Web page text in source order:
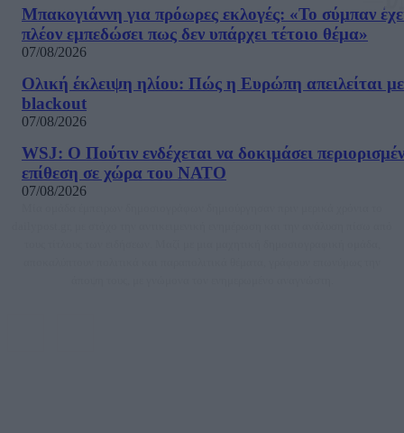
Μπακογιάννη για πρόωρες εκλογές: «Το σύμπαν
πλέον εμπεδώσει πως δεν υπάρχει τέτοιο θέμα»
07/08/2026
Ολική έκλειψη ηλίου: Πώς η Ευρώπη απειλείται με
blackout
07/08/2026
WSJ: Ο Πούτιν ενδέχεται να δοκιμάσει
επίθεση σε χώρα του ΝΑΤΟ
07/08/2026